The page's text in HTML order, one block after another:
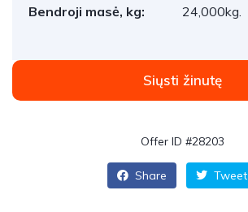
Bendroji masė, kg:
24,000kg.
Siųsti žinutę
Offer ID #28203
Share Tweet